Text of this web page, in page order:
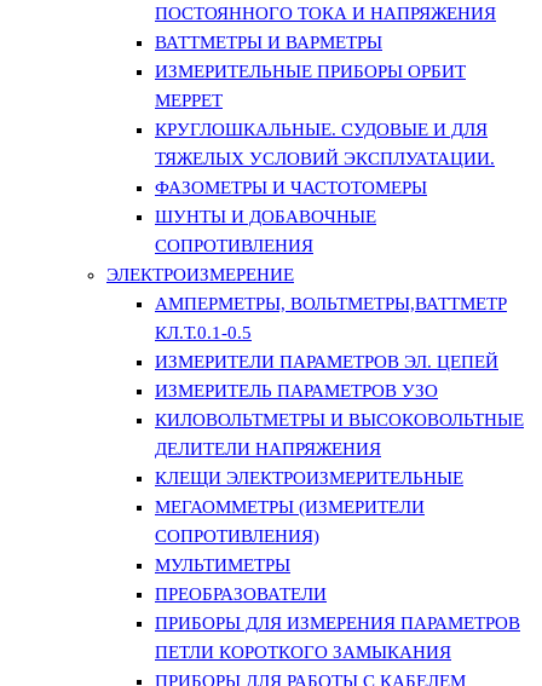
ПОСТОЯННОГО ТОКА И НАПРЯЖЕНИЯ
ВАТТМЕТРЫ И ВАРМЕТРЫ
ИЗМЕРИТЕЛЬНЫЕ ПРИБОРЫ ОРБИТ
МЕРРЕТ
КРУГЛОШКАЛЬНЫЕ. СУДОВЫЕ И ДЛЯ
ТЯЖЕЛЫХ УСЛОВИЙ ЭКСПЛУАТАЦИИ.
ФАЗОМЕТРЫ И ЧАСТОТОМЕРЫ
ШУНТЫ И ДОБАВОЧНЫЕ
СОПРОТИВЛЕНИЯ
ЭЛЕКТРОИЗМЕРЕНИЕ
АМПЕРМЕТРЫ, ВОЛЬТМЕТРЫ,ВАТТМЕТР
КЛ.Т.0.1-0.5
ИЗМЕРИТЕЛИ ПАРАМЕТРОВ ЭЛ. ЦЕПЕЙ
ИЗМЕРИТЕЛЬ ПАРАМЕТРОВ УЗО
КИЛОВОЛЬТМЕТРЫ И ВЫСОКОВОЛЬТНЫЕ
ДЕЛИТЕЛИ НАПРЯЖЕНИЯ
КЛЕЩИ ЭЛЕКТРОИЗМЕРИТЕЛЬНЫЕ
МЕГАОММЕТРЫ (ИЗМЕРИТЕЛИ
СОПРОТИВЛЕНИЯ)
МУЛЬТИМЕТРЫ
ПРЕОБРАЗОВАТЕЛИ
ПРИБОРЫ ДЛЯ ИЗМЕРЕНИЯ ПАРАМЕТРОВ
ПЕТЛИ КОРОТКОГО ЗАМЫКАНИЯ
ПРИБОРЫ ДЛЯ РАБОТЫ С КАБЕЛЕМ